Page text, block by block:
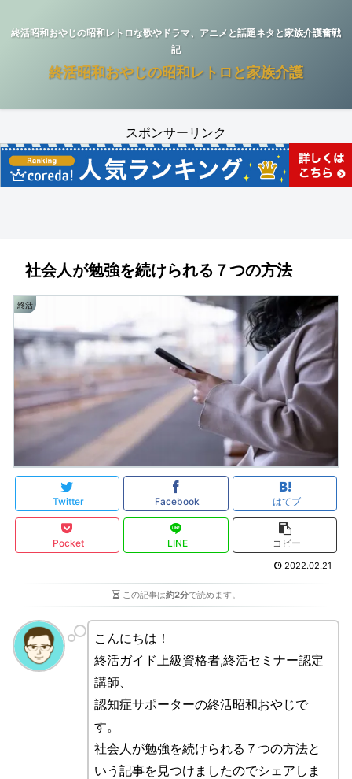
終活昭和おやじの昭和レトロな歌やドラマ、アニメと話題ネタと家族介護奮戦
記
終活昭和おやじの昭和レトロと家族介護
スポンサーリンク
社会人が勉強を続けられる７つの方法
終活
Twitter Facebook はてブ
Pocket LINE コピー
2022.02.21
この記事は約2分で読めます。
こんにちは！
終活ガイド上級資格者,終活セミナー認定
講師、
認知症サポーターの終活昭和おやじで
す。
社会人が勉強を続けられる７つの方法と
いう記事を見つけましたのでシェアしま